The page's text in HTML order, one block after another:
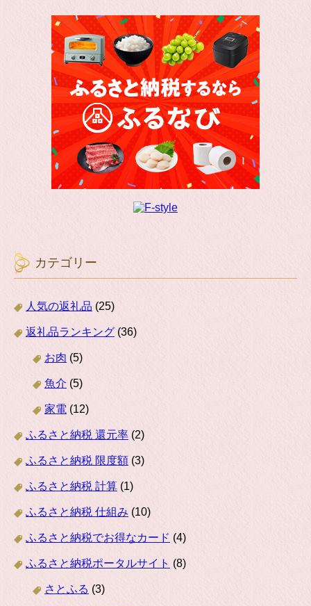
カテゴリー
人気の返礼品 (25)
返礼品ランキング (36)
お肉 (5)
魚介 (5)
家電 (12)
ふるさと納税 還元率 (2)
ふるさと納税 限度額 (3)
ふるさと納税 計算 (1)
ふるさと納税 仕組み (10)
ふるさと納税でお得なカード (4)
ふるさと納税ポータルサイト (8)
さとふる (3)